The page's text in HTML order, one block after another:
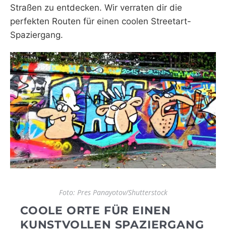
Straßen zu entdecken. Wir verraten dir die
perfekten Routen für einen coolen Streetart-
Spaziergang.
Foto: Pres Panayotov/Shutterstock
COOLE ORTE FÜR EINEN
KUNSTVOLLEN SPAZIERGANG